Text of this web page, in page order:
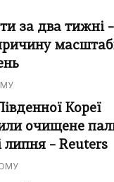
за два тижні –
Кореї
очищене
липня – Reuters